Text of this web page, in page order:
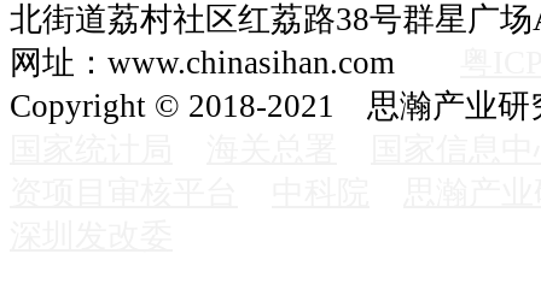
北街道荔村社区红荔路38号群星广
网址：www.chinasihan.com
Copyright © 2018-2021 思瀚产业研